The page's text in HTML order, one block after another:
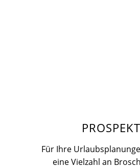
Für Ihre
eine Vielzahl an